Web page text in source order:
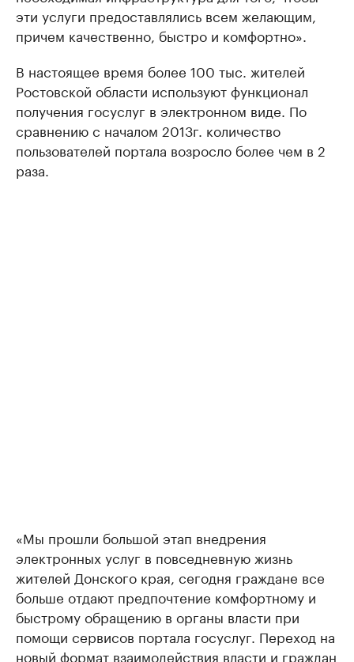
эти услуги предоставлялись всем желающим,
причем качественно, быстро и комфортно».
В настоящее время более 100 тыс. жителей
Ростовской области используют функционал
получения госуслуг в электронном виде. По
сравнению с началом 2013г. количество
пользователей портала возросло более чем в 2
раза.
«Мы прошли большой этап внедрения
электронных услуг в повседневную жизнь
жителей Донского края, сегодня граждане все
больше отдают предпочтение комфортному и
быстрому обращению в органы власти при
помощи сервисов портала госуслуг. Переход на
новый формат взаимодействия власти и граждан